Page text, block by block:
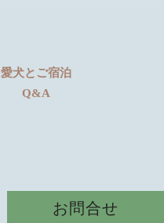
お問合せ
愛犬とご宿泊
Q&A